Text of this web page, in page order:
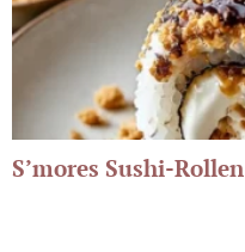
S’mores Sushi-Rollen